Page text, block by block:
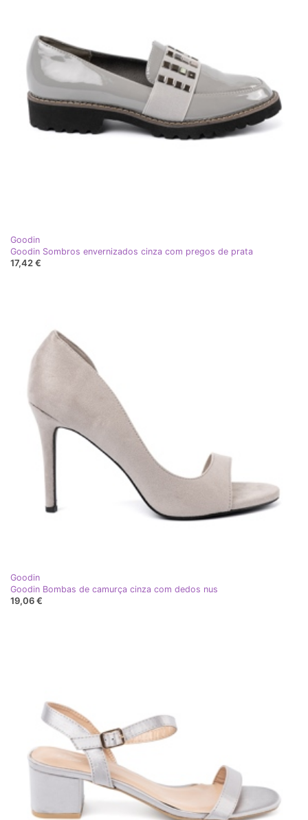
Goodin
Goodin Sombros envernizados cinza com pregos de prata
17,42 €
Goodin
Goodin Bombas de camurça cinza com dedos nus
19,06 €